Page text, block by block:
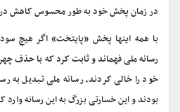
در زمان پخش خود به طور محسوس کاهش
با همه اینها پخش «پایتخت» اگر هیچ
رسانه ملی فهماند و ثابت کرد که با حذف
خود را خالی کردند، رسانه ملی تبدیل به
بودند و این خسارتی بزرگ به این رسانه وارد